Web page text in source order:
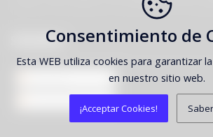
SÍGUENOSConsentimiento de
Esta WEB utiliza cookies para garantizar
en nuestro sitio web.
¡Acceptar Cookies!